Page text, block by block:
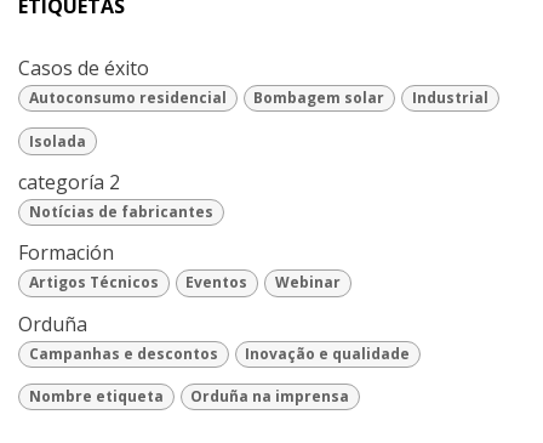
ETIQUETAS
Casos de éxito
Autoconsumo residencial Bombagem solar Industrial
Isolada
categoría 2
Notícias de fabricantes
Formación
Artigos Técnicos Eventos Webinar
Orduña
Campanhas e descontos Inovação e qualidade
Nombre etiqueta Orduña na imprensa